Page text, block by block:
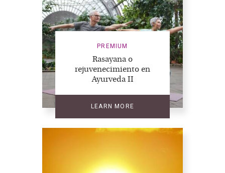
PREMIUM
Rasayana o
rejuvenecimiento en
Ayurveda II
LEARN MORE